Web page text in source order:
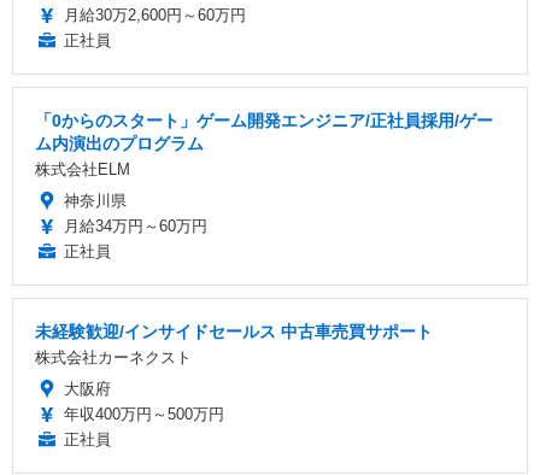
月給30万2,600円～60万円
正社員
「0からのスタート」ゲーム開発エンジニア/正社員採用/ゲー
ム内演出のプログラム
株式会社ELM
神奈川県
月給34万円～60万円
正社員
未経験歓迎/インサイドセールス 中古車売買サポート
株式会社カーネクスト
大阪府
年収400万円～500万円
正社員